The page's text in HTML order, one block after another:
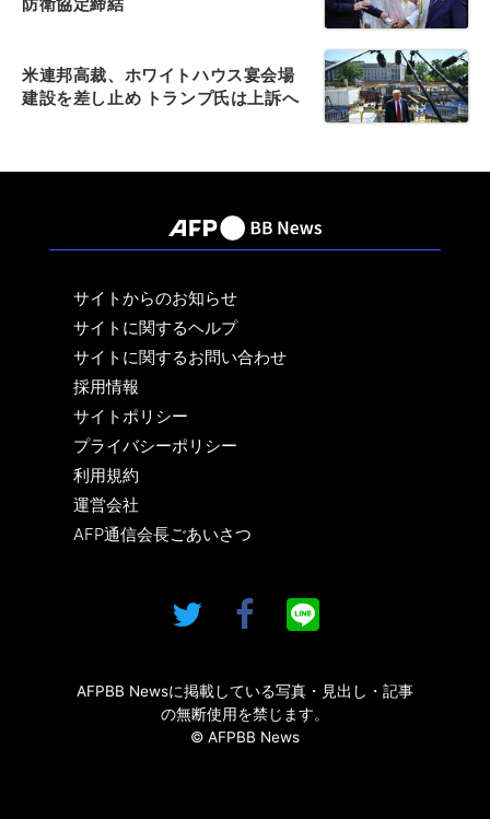
米連邦高裁、ホワイトハウス宴会場
建設を差し止め トランプ氏は上訴へ
サイトからのお知らせ
サイトに関するヘルプ
サイトに関するお問い合わせ
採用情報
サイトポリシー
プライバシーポリシー
利用規約
運営会社
AFP通信会長ごあいさつ
AFPBB Newsに掲載している写真・見出し・記事
の無断使用を禁じます。
© AFPBB News